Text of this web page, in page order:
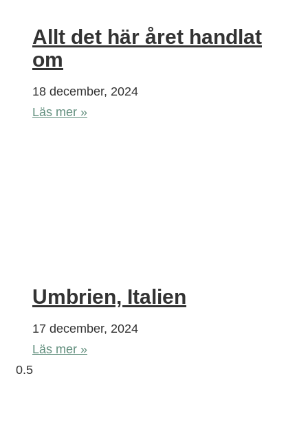
Allt det här året handlat
om
18 december, 2024
Läs mer »
Umbrien, Italien
17 december, 2024
Läs mer »